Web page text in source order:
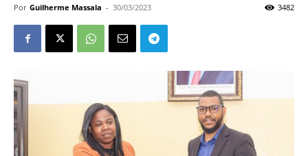
Por Guilherme Massala - 30/03/2023 3482